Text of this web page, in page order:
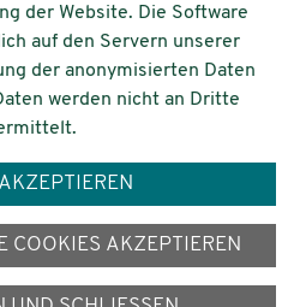
für
DeZIM e.V.
der Website. Die Software
auf den Servern unserer
der anonymisierten Daten
werden nicht an Dritte
COOKIES AKZEPTIEREN